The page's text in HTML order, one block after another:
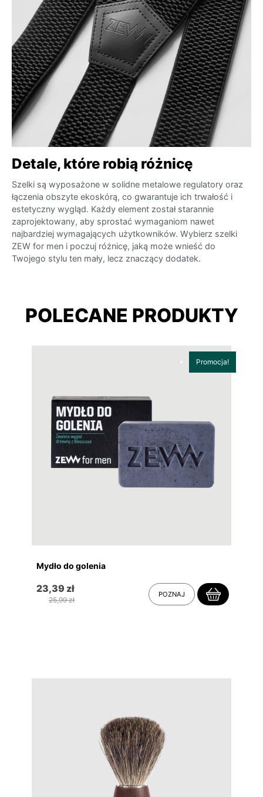
Detale, które robią różnicę
Szelki są wyposażone w solidne metalowe regulatory oraz
łączenia obszyte ekoskórą, co gwarantuje ich trwałość i
estetyczny wygląd. Każdy element został starannie
zaprojektowany, aby sprostać wymaganiom nawet
najbardziej wymagających użytkowników. Wybierz szelki
ZEW for men i poczuj różnicę, jaką może wnieść do
Twojego stylu ten mały, lecz znaczący dodatek.
POLECANE PRODUKTY
Mydło do golenia
23,39 zł
25,99 zł
POZNAJ
Promocja!